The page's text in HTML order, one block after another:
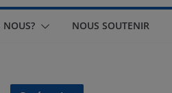
NOUS SOUTENIR